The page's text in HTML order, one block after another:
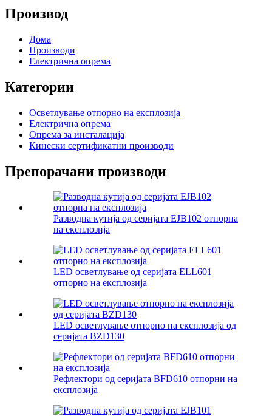
Производ
Дома
Производи
Електрична опрема
Категории
Осветлување отпорно на експлозија
Електрична опрема
Опрема за инсталација
Кинески сертификатни производи
Препорачани производи
Разводна кутија од серијата EJB102 отпорна
на експлозија
LED осветлување од серијата ELL601
отпорно на експлозија
LED осветлување отпорно на експлозија од
серијата BZD130
Рефлектори од серијата BFD610 отпорни на
експлозија